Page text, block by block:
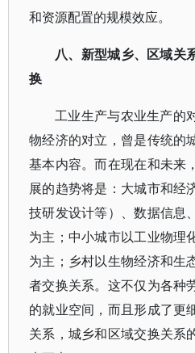
和资源配置的规模效应。
八、新型城乡、区域关
换
工业生产与农业生产的
物经济的对立，曾是传统的
基本内容。而在现在和未来
展的趋势将是：大城市和经
技研发设计等）、数据信息
为主；中小城市以工业物理
为主；乡村以生物经济和生
者交换关系。这不仅为各种
的就业空间，而且形成了更
关系，城乡和区域交换关系